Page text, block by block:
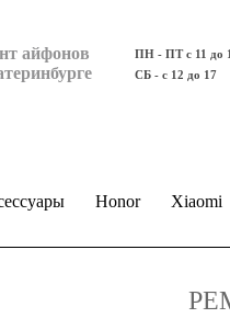
айфонов
ПН - ПТ с 11 до
СБ - с 12 до 17
Honor Xiaomi